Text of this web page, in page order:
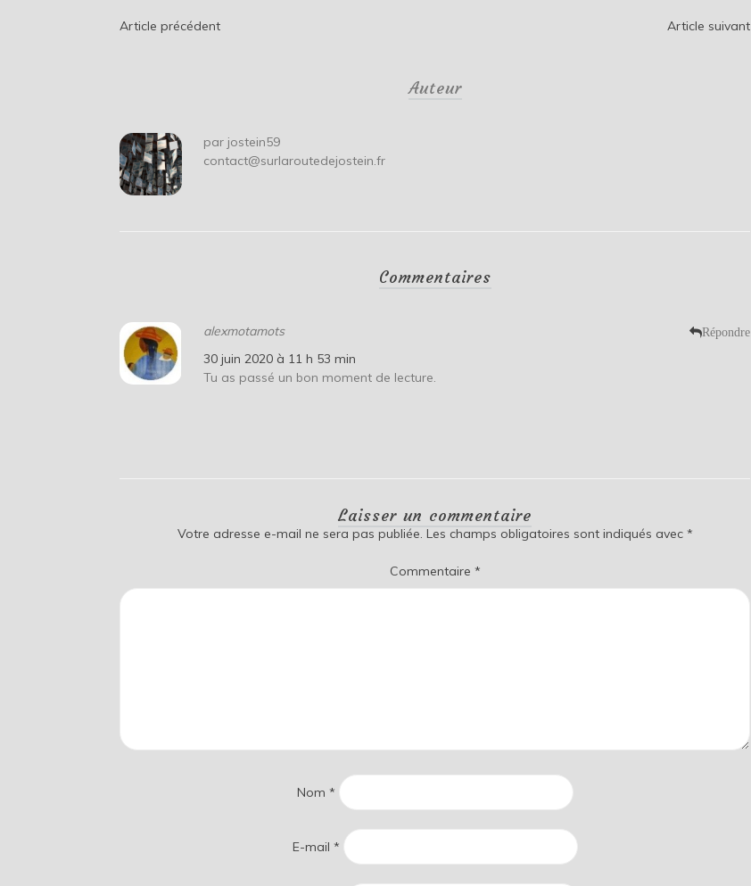
Navigation
Article précédent Article suivant
Auteur
par jostein59
contact@surlaroutedejostein.fr
Commentaires
alexmotamots Répondre
30 juin 2020 à 11 h 53 min
Tu as passé un bon moment de lecture.
Laisser un commentaire
Votre adresse e-mail ne sera pas publiée. Les champs obligatoires sont indiqués avec *
Commentaire *
Nom *
E-mail *